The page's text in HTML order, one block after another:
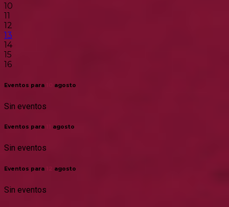
10
11
12
13
14
15
16
Eventos para agosto
Sin eventos
Eventos para agosto
Sin eventos
Eventos para agosto
Sin eventos